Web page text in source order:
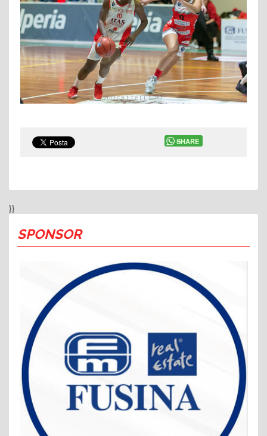
}}
SPONSOR
SHARE